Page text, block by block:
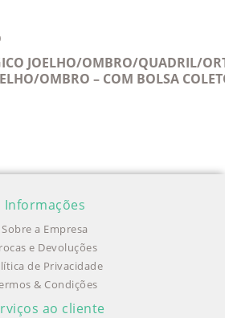
JOELHO/OMBRO/QUADRIL/
OMBRO – COM BOLSA
Informações
Sobre a Empresa
e Devoluções
de Privacidade
& Condições
ao cliente